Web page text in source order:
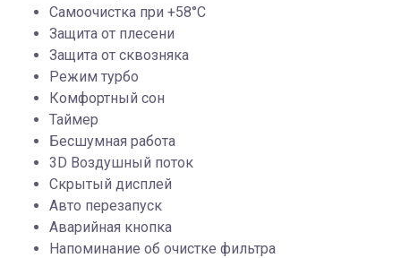
Самоочистка при +58°C
Защита от плесени
Защита от сквозняка
Режим турбо
Комфортный сон
Таймер
Бесшумная работа
3D Воздушный поток
Скрытый дисплей
Авто перезапуск
Аварийная кнопка
Напоминание об очистке фильтра